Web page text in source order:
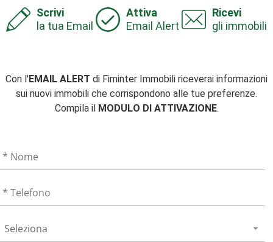
Scrivi
la tua Email
Attiva
Email Alert
Ricevi
gli immobili
Con l'EMAIL ALERT di Fiminter Immobili riceverai informazioni
sui nuovi immobili che corrispondono alle tue preferenze.
Compila il MODULO DI ATTIVAZIONE.
Seleziona